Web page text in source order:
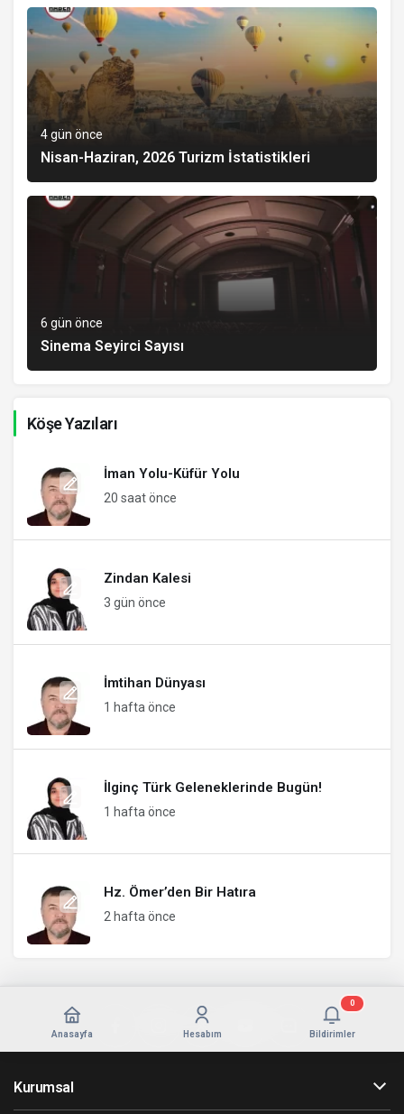
4 gün önce
Nisan-Haziran, 2026 Turizm İstatistikleri
6 gün önce
Sinema Seyirci Sayısı
Köşe Yazıları
İman Yolu-Küfür Yolu
20 saat önce
Zindan Kalesi
3 gün önce
İmtihan Dünyası
1 hafta önce
İlginç Türk Geleneklerinde Bugün!
1 hafta önce
Hz. Ömer’den Bir Hatıra
2 hafta önce
Anasayfa Hesabım Bildirimler
0
Kurumsal